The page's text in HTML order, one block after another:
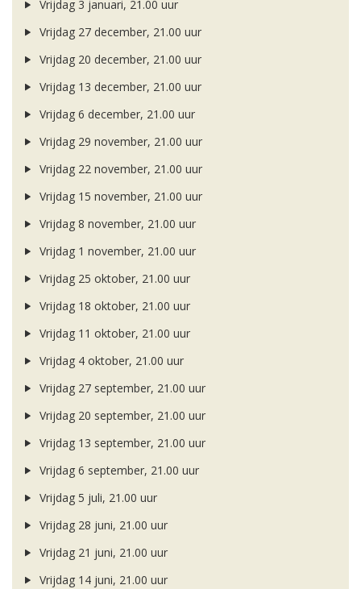
Vrijdag 3 januari, 21.00 uur
Vrijdag 27 december, 21.00 uur
Vrijdag 20 december, 21.00 uur
Vrijdag 13 december, 21.00 uur
Vrijdag 6 december, 21.00 uur
Vrijdag 29 november, 21.00 uur
Vrijdag 22 november, 21.00 uur
Vrijdag 15 november, 21.00 uur
Vrijdag 8 november, 21.00 uur
Vrijdag 1 november, 21.00 uur
Vrijdag 25 oktober, 21.00 uur
Vrijdag 18 oktober, 21.00 uur
Vrijdag 11 oktober, 21.00 uur
Vrijdag 4 oktober, 21.00 uur
Vrijdag 27 september, 21.00 uur
Vrijdag 20 september, 21.00 uur
Vrijdag 13 september, 21.00 uur
Vrijdag 6 september, 21.00 uur
Vrijdag 5 juli, 21.00 uur
Vrijdag 28 juni, 21.00 uur
Vrijdag 21 juni, 21.00 uur
Vrijdag 14 juni, 21.00 uur